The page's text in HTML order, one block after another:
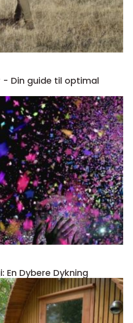
Din guide til optimal
En Dybere Dykning